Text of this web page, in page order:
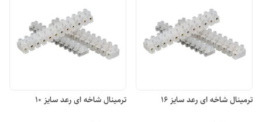
ترمینال شاخه ای رعد سایز 16 ترمینال شاخه ای رعد سایز 10